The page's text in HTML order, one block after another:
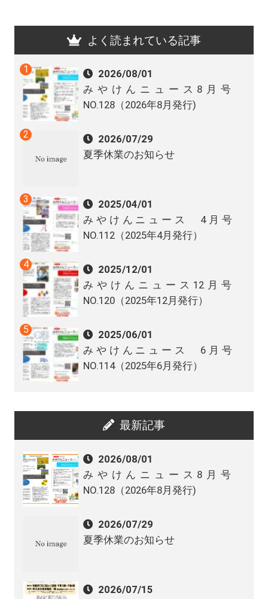
よく読まれている記事
2026/08/01
みやけんニュース8月号
NO.128（2026年8月発行)
2026/07/29
夏季休業のお知らせ
2025/04/01
みやけんニュース 4月号
NO.112（2025年4月発行）
2025/12/01
みやけんニュース12月号
NO.120（2025年12月発行）
2025/06/01
みやけんニュース 6月号
NO.114（2025年6月発行）
最新記事
2026/08/01
みやけんニュース8月号
NO.128（2026年8月発行)
2026/07/29
夏季休業のお知らせ
2026/07/15